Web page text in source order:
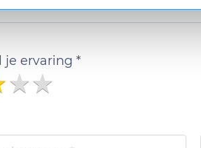
je ervaring *